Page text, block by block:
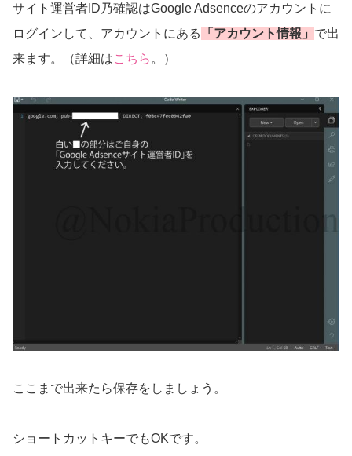
サイト運営者ID乃確認はGoogle Adsenceのアカウントに
ログインして、アカウントにある
「アカウント情報」 で出
来ます。（詳細はこちら 。）
ここまで出来たら保存をしましょう。
ショートカットキーでもOKです。